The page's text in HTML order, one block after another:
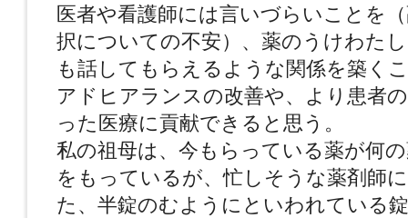
医者や看護師には言いづらいことを
択についての不安）、薬のうけわた
も話してもらえるような関係を築く
アドヒアランスの改善や、より患者
った医療に貢献できると思う。
私の祖母は、今もらっている薬が何
をもっているが、忙しそうな薬剤師
た、半錠のむようにといわれている